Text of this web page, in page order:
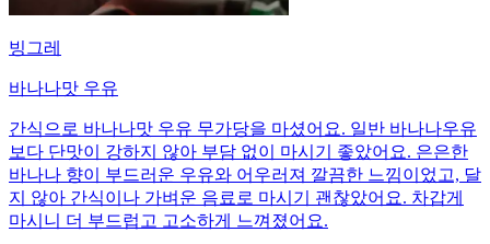
빙그레
바나나맛 우유
간식으로 바나나맛 우유 무가당을 마셨어요. 일반 바나나우유
보다 단맛이 강하지 않아 부담 없이 마시기 좋았어요. 은은한
바나나 향이 부드러운 우유와 어우러져 깔끔한 느낌이었고, 달
지 않아 간식이나 가벼운 음료로 마시기 괜찮았어요. 차갑게
마시니 더 부드럽고 고소하게 느껴졌어요.